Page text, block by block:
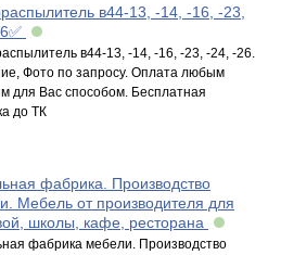
в44-13, -14, -16, -23,
в44-13, -14, -16, -23, -24, -26.
Фото по запросу. Оплата любым
для Вас способом. Бесплатная
до ТК
фабрика. Производство
Мебель от производителя для
школы, кафе, ресторана
фабрика мебели. Производство